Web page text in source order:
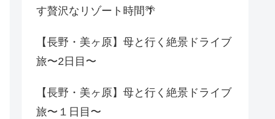
す贅沢なリゾート時間🌴
【長野・美ヶ原】母と行く絶景ドライブ
旅〜2日目〜
【長野・美ヶ原】母と行く絶景ドライブ
旅〜１日目〜